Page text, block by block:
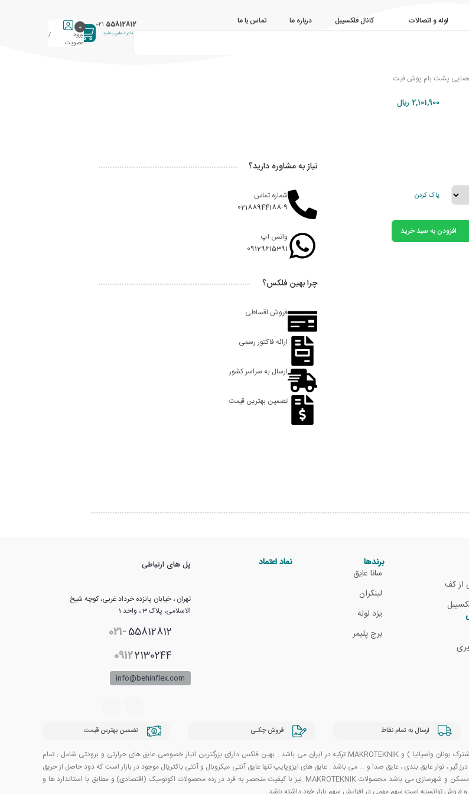
لوله و اتصالات کانال فلکسیبل درباره ما تماس با ما 55812812
021
با ما در تـماس بـاشید
0
ورود /
عضویت
پشت بام پوش فیت
2,101,900 ریال
پاک کردن
افزودن به سبد خرید
نیاز به مشاوره دارید؟
شماره تماس
02188944188-9
واتس اپ
09129615391
چرا بهین فلکس؟
فروش اقساطی
ارائه فاکتور رسمی
ارسال به سراسر کشور
تضمین بهترین قیمت
از کف
برندها
سانا عایق
لینکران
یزد لوله
برج پلیمر
نماد اعتماد پل های ارتباطی
تهران ، خیابان پانزده خرداد غربی، کوچه شیخ
الاسلامی، پلاک 3 ، واحد 1
021-55812812
09122130244
info@behinflex.com
ارسال به تمام نقاط فروش چکـی تضمین بهترین قیمت
نماینده انحصاری فروش عایق های الاستومریک ISOPIPE اروپا ( محصول مشترک یونان واسپانیا ) و MAKROTEKNIK ترکیه در ایران می باشد . بهین فلکس دارای بزرگترین انبار خصوصی عایق های حرارتی و برودتی شامل : تمام
، نوار عایق بندی ، عایق صدا و … می باشد . عایق های ایزوپایپ تنها عایق آنتی میکروبال و آنتی باکتریال موجود در بازار است که دود حاصل از حریق
آن فاقد هر گونه مواد سمی می باشد. همچنین این محصول دارای گواهینامه فنی مرکز تحقیقات راه ، مسکن و شهرسازی می باشد محصولات MAKROTEKNIK .نیز با کیفیت منحصر به فرد در رده محصولات اکونومیک (اقتصادی) و مطابق با استاندارد ها و
و فروش توانسته است سهم مهمی در افزایش سهم بازار خود داشته باشد .